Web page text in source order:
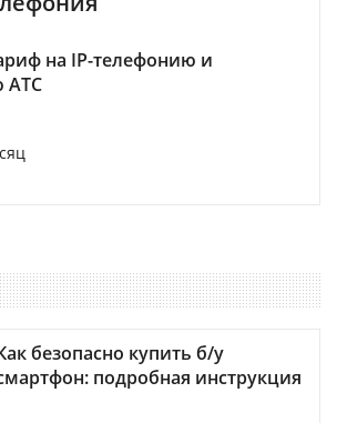
на IP-телефонию и
АТС
безопасно купить б/у
подробная инструкция